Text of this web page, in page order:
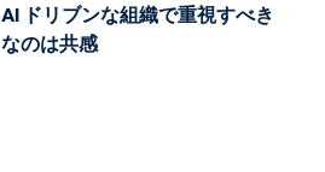
AI ドリブンな組織で重視すべき
なのは共感